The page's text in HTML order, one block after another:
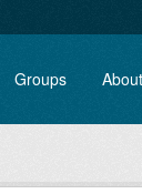
Groups About